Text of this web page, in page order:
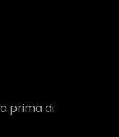
prima di